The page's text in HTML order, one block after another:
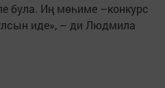
була. Иң мөһиме –конкурс
иде», – ди Людмила